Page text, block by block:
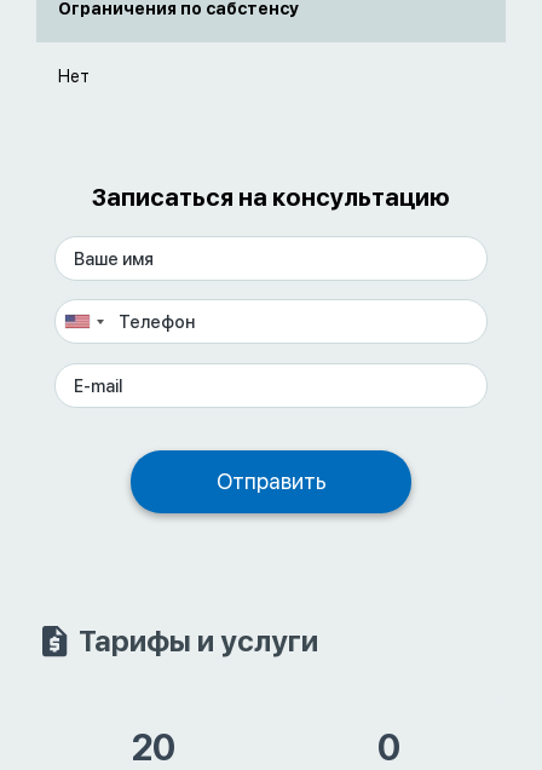
Ограничения по сабстенсу
Нет
Записаться на консультацию
Тарифы и услуги
20 0